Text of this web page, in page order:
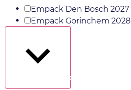
Empack Den Bosch 2027
Empack Gorinchem 2028
Toon meer